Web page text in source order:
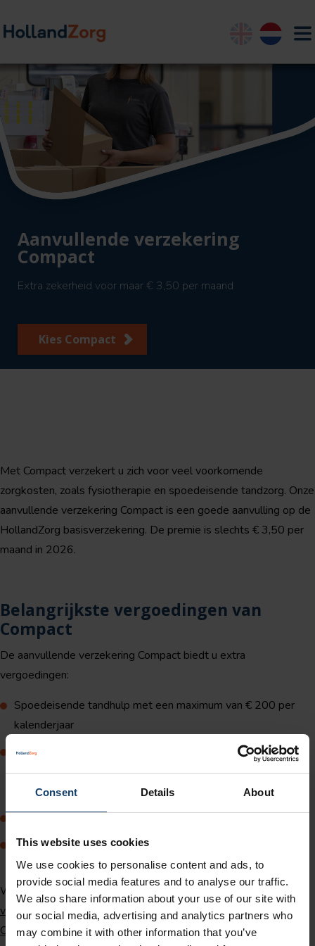
Consent Details About
This website uses cookies
We use cookies to personalise content and ads, to
provide social media features and to analyse our traffic.
We also share information about your use of our site with
our social media, advertising and analytics partners who
may combine it with other information that you’ve
EnglishNederlands
Aanvullende verzekering
Compact
Extra zekerheid voor maar € 3,50 per maand
Kies Compact
Met Compact verzekert u zich voor veel voorkomende
zorgkosten, zoals fysiotherapie en spoedeisende tandzorg. Onze
aanvullende verzekering Compact is een goede aanvulling op de
HollandZorg basisverzekering. De premie is slechts € 3,50 per
maand in 2026.
Belangrijkste vergoedingen van
Compact
De aanvullende verzekering Compact biedt u extra
vergoedingen:
Spoedeisende tandhulp met een maximum van € 200 per
kalenderjaar
3 fysiotherapiezittingen per kalenderjaar. En als u niet alle
fysiotherapiebehandelingen gebruikt, mag u (maximaal drie)
behandelingen meenemen naar het volgend jaar
Vergoeding van de eigen bijdrage bij medicijnen
Vergoeding van de kosten van repatriëring naar land van
herkomst indien medisch noodzakelijk of bij overlijden
Wilt u meer verzekeren?
Bekijk onze andere aanvullende
verzekeringen of tandartsverzekeringen.Meer informatie over
Compact vindt u in onze polisvoorwaarden.